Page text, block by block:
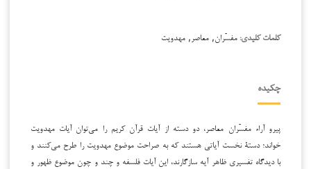
کلمات کلیدی: مفسّران, معاصر, مهدویت
چکیده
پیرو آراء مفسّران معاصر، دو دسته از آیات قرآن کریم را می‌توان آیات مهدویت
خواند؛ دستۀ نخست آیاتی هستند که به صراحت موضوع مهدویت را طرح می‌کنند و
با دیدگاه تفسیری ظاهر آیه سازگارند، این آیات فلسفه و چند و چون موضوع ظهور و